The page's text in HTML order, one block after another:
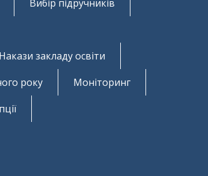
Вибір підручників
Накази закладу освіти
року
Моніторинг